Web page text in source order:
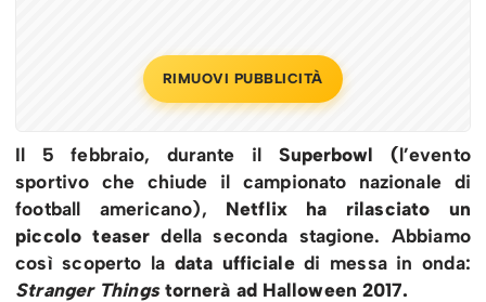
RIMUOVI PUBBLICITÀ
Il 5 febbraio, durante il Superbowl (l’evento
sportivo che chiude il campionato nazionale di
football americano), Netflix ha rilasciato un
piccolo teaser della seconda stagione. Abbiamo
così scoperto la data ufficialedi messa in onda:
Stranger Thingstornerà ad Halloween 2017.